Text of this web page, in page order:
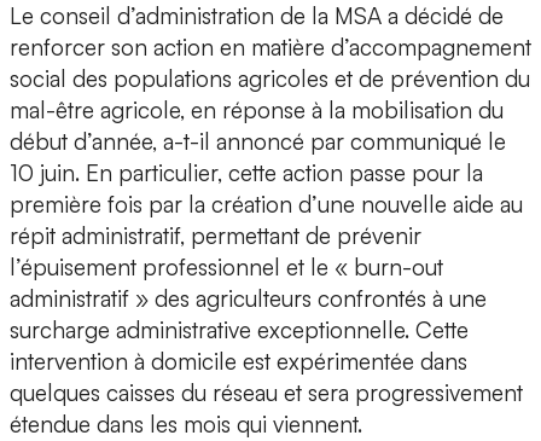
Le conseil d’administration de la MSA a décidé de
renforcer son action en matière d’accompagnement
social des populations agricoles et de prévention du
mal-être agricole, en réponse à la mobilisation du
début d’année, a-t-il annoncé par communiqué le
10 juin. En particulier, cette action passe pour la
première fois par la création d’une nouvelle aide au
répit administratif, permettant de prévenir
l’épuisement professionnel et le « burn-out
administratif » des agriculteurs confrontés à une
surcharge administrative exceptionnelle. Cette
intervention à domicile est expérimentée dans
quelques caisses du réseau et sera progressivement
étendue dans les mois qui viennent.